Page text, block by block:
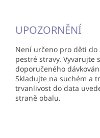
UPOZORNĚNÍ
Není určeno pro děti do
pestré stravy. Vyvarujte
doporučeného
Skladujte na suchém a
trvanlivost do data
straně obalu.